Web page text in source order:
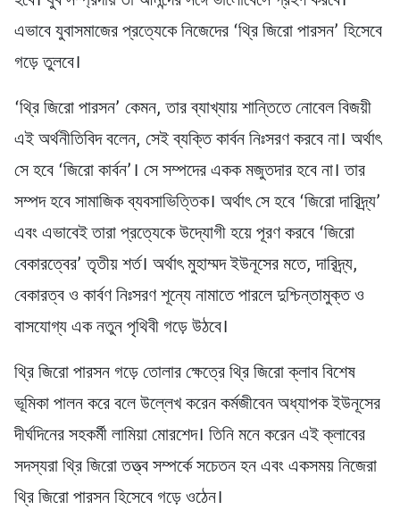
এভাবে যুবাসমাজের প্রত্যেকে নিজেদের ‘থ্রি জিরো পারসন’ হিসেবে
গড়ে তুলবে।
‘থ্রি জিরো পারসন’ কেমন, তার ব্যাখ্যায় শান্তিতে নোবেল বিজয়ী
এই অর্থনীতিবিদ বলেন, সেই ব্যক্তি কার্বন নিঃসরণ করবে না। অর্থাৎ
সে হবে ‘জিরো কার্বন’। সে সম্পদের একক মজুতদার হবে না। তার
সম্পদ হবে সামাজিক ব্যবসাভিত্তিক। অর্থাৎ সে হবে ‘জিরো দারিদ্র্য’
এবং এভাবেই তারা প্রত্যেকে উদ্যোগী হয়ে পূরণ করবে ‘জিরো
বেকারত্বের’ তৃতীয় শর্ত। অর্থাৎ মুহাম্মদ ইউনূসের মতে, দারিদ্র্য,
বেকারত্ব ও কার্বণ নিঃসরণ শূন্যে নামাতে পারলে দুশ্চিন্তামুক্ত ও
বাসযোগ্য এক নতুন পৃথিবী গড়ে উঠবে।
থ্রি জিরো পারসন গড়ে তোলার ক্ষেত্রে থ্রি জিরো ক্লাব বিশেষ
ভূমিকা পালন করে বলে উল্লেখ করেন কর্মজীবেন অধ্যাপক ইউনূসের
দীর্ঘদিনের সহকর্মী লামিয়া মোরশেদ। তিনি মনে করেন এই ক্লাবের
সদস্যরা থ্রি জিরো তত্ত্ব সম্পর্কে সচেতন হন এবং একসময় নিজেরা
থ্রি জিরো পারসন হিসেবে গড়ে ওঠেন।